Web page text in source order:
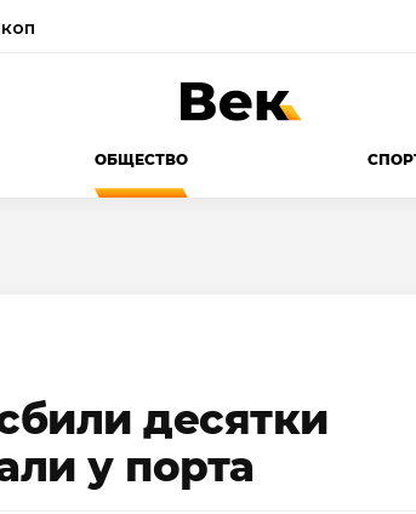
ОБЩЕСТВО
десятки
у порта